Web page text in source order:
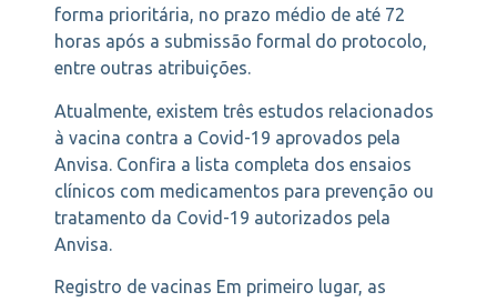
forma prioritária, no prazo médio de até 72
horas após a submissão formal do protocolo,
entre outras atribuições.
Atualmente, existem três estudos relacionados
à vacina contra a Covid-19 aprovados pela
Anvisa. Confira a lista completa dos ensaios
clínicos com medicamentos para prevenção ou
tratamento da Covid-19 autorizados pela
Anvisa.
Registro de vacinas Em primeiro lugar, as